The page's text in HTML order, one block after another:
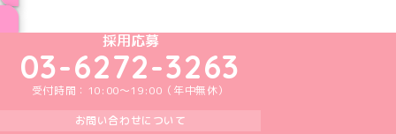
めいどりーみんTikTok公式アカウント
めいどりーみんX公式アカウント
めいどりーみんInstagram公式アカウント
めいどりーみんFacebook公式アカウン
めいどりーみんYouTube公式アカ
採用応募
03-6272-3263
受付時間：10:00～19:00（年中無休）
お問い合わせについて